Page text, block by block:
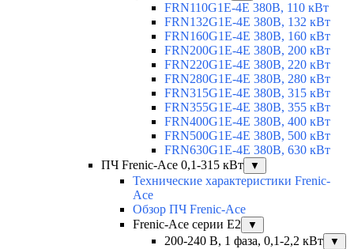
FRN110G1E-4E 380В, 110 кВт
FRN132G1E-4E 380В, 132 кВт
FRN160G1E-4E 380В, 160 кВт
FRN200G1E-4E 380В, 200 кВт
FRN220G1E-4E 380В, 220 кВт
FRN280G1E-4E 380В, 280 кВт
FRN315G1E-4E 380В, 315 кВт
FRN355G1E-4E 380В, 355 кВт
FRN400G1E-4E 380В, 400 кВт
FRN500G1E-4E 380В, 500 кВт
FRN630G1E-4E 380В, 630 кВт
ПЧ Frenic-Ace 0,1-315 кВт
▼
Технические характеристики Frenic-
Ace
Обзор ПЧ Frenic-Ace
Frenic-Ace серии E2
▼
200-240 В, 1 фаза, 0,1-2,2 кВт ▼